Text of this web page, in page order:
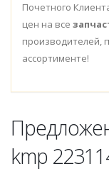
Почетного
цен на все
производителей,
ассортименте!
kmp